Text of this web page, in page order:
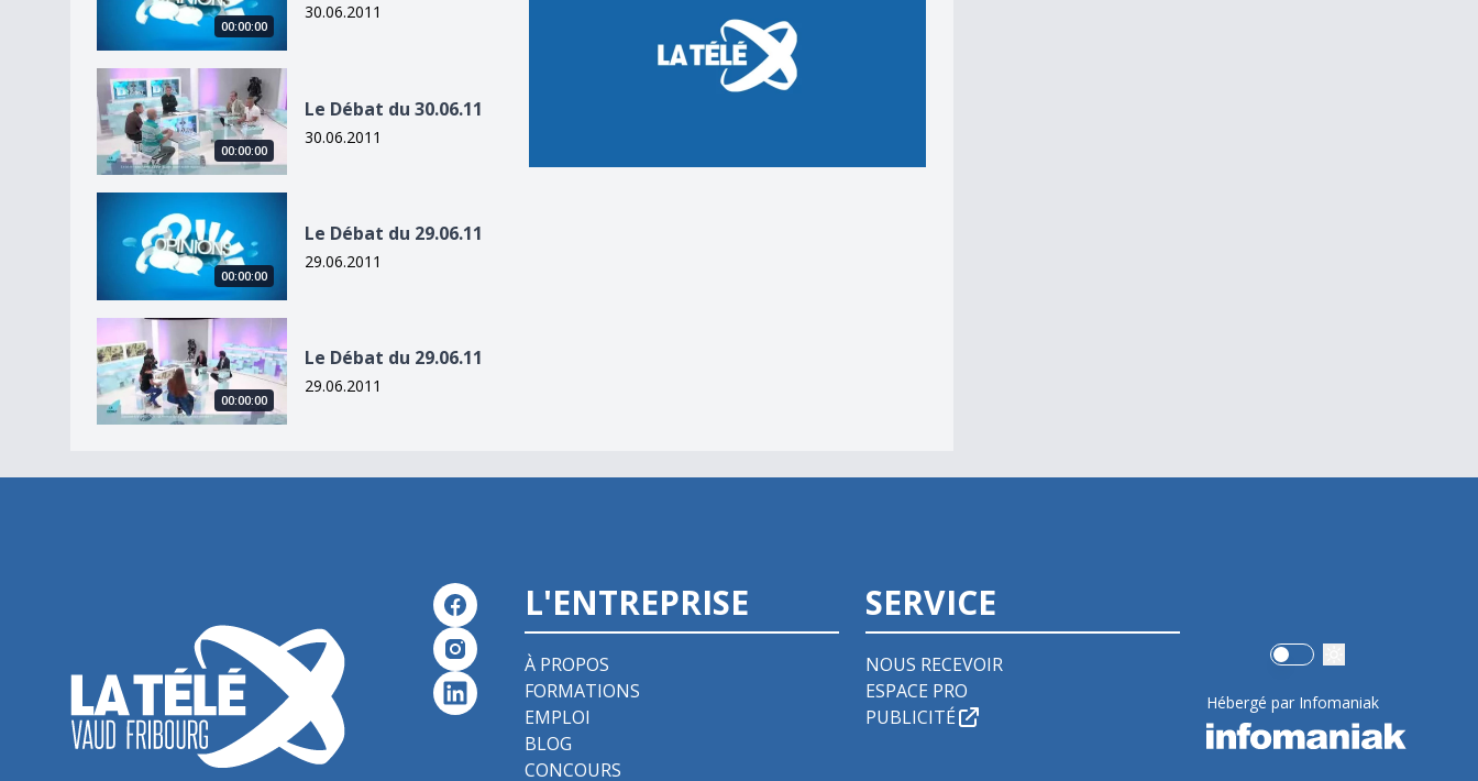
00:00:00
30.06.2011
Le Débat du 30.06.11
00:00:00
Le Débat du 30.06.11
30.06.2011
Le Débat du 29.06.11
00:00:00
Le Débat du 29.06.11
29.06.2011
Le Débat du 29.06.11
00:00:00
Le Débat du 29.06.11
29.06.2011
L'ENTREPRISE
À PROPOS
FORMATIONS
EMPLOI
BLOG
CONCOURS
SERVICE
NOUS RECEVOIR
ESPACE PRO
PUBLICITÉ
Use setting
Hébergé par Infomaniak